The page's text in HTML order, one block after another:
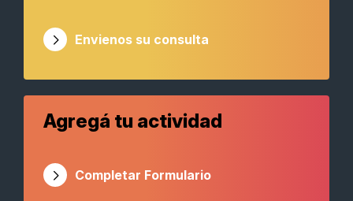
Envienos su consulta
Agregá tu actividad
Completar Formulario